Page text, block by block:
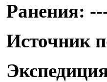
Ранения:
Источник